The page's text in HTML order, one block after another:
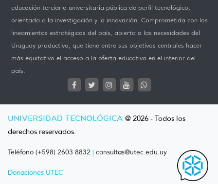
educación terciaria universitaria pública de perfil tecnológico,
orientada a la investigación y la innovación. Comprometida con los
lineamientos estratégicos del país, abierta a las necesidades del
Uruguay productivo, que tiene entre sus objetivos centrales hacer
más equitativo el acceso a la oferta educativa en el interior del
país.
UNIVERSIDAD TECNOLÓGICA @ 2026 - Todos los
derechos reservados.
Teléfono (+598) 2603 8832 | consultas@utec.edu.uy
Donaciones UTEC